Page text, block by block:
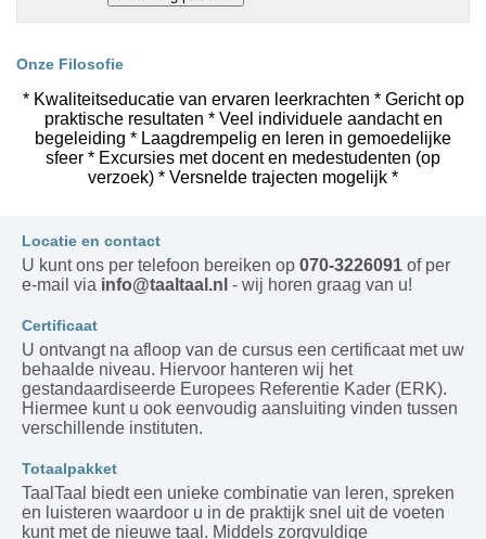
Onze Filosofie
* Kwaliteitseducatie van ervaren leerkrachten * Gericht op
praktische resultaten * Veel individuele aandacht en
begeleiding * Laagdrempelig en leren in gemoedelijke
sfeer * Excursies met docent en medestudenten (op
verzoek) * Versnelde trajecten mogelijk *
Locatie en contact
U kunt ons per telefoon bereiken op 070-3226091 of per
e-mail via info@taaltaal.nl - wij horen graag van u!
Certificaat
U ontvangt na afloop van de cursus een certificaat met uw
behaalde niveau. Hiervoor hanteren wij het
gestandaardiseerde Europees Referentie Kader (ERK).
Hiermee kunt u ook eenvoudig aansluiting vinden tussen
verschillende instituten.
Totaalpakket
TaalTaal biedt een unieke combinatie van leren, spreken
en luisteren waardoor u in de praktijk snel uit de voeten
kunt met de nieuwe taal. Middels zorgvuldige